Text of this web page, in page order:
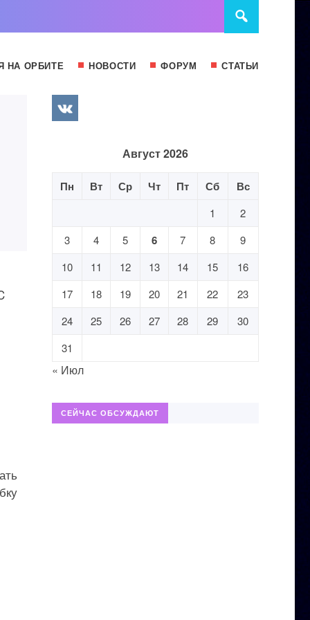
НА ОРБИТЕ НОВОСТИ ФОРУМ СТАТЬИ
Август 2026
Пн Вт Ср Чт Пт Сб Вс
1
2
3
4 5 6 7 8
9
10
11 12 13 14 15
16
17
18 19 20 21 22
23
24
25 26 27 28 29
30
31
« Июл
СЕЙЧАС ОБСУЖДАЮТ